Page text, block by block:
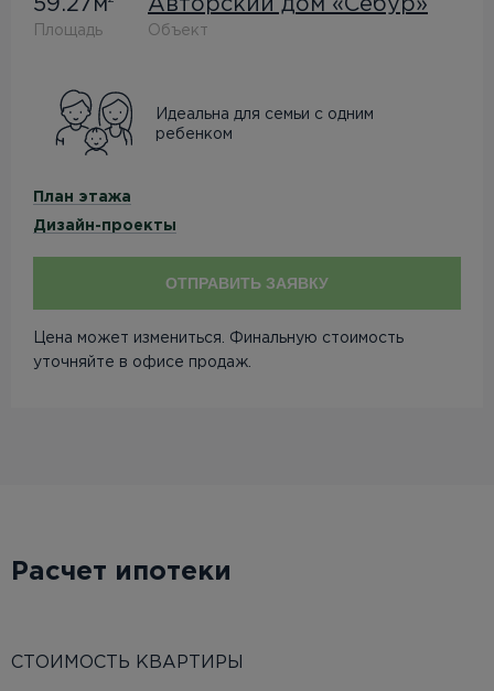
Площадь
59.27м
Объект
Авторский дом «Себур»
Идеальна для семьи с одним
ребенком
План этажа
Дизайн-проекты
ОТПРАВИТЬ ЗАЯВКУ
Цена может измениться. Финальную стоимость
уточняйте в офисе продаж.
Расчет ипотеки
СТОИМОСТЬ КВАРТИРЫ